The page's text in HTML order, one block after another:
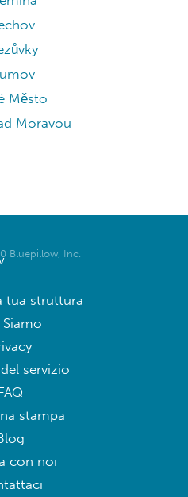
Město
Moravou
Bluepillow, Inc.
tua struttura
Siamo
servizio
stampa
con noi